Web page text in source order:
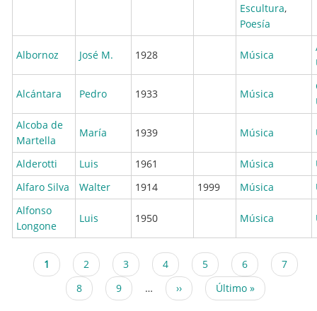
Escultura,
Poesía
Albornoz José M. 1928 Música
Alcántara Pedro 1933 Música
Alcoba de
Martella
María 1939 Música
Alderotti Luis 1961 Música
Alfaro Silva
Walter 1914 1999 Música
Alfonso
Longone
Luis 1950 Música
PaginaciónPágina
actual
1 Page
2 Page
3 Page
4 Page
5 Page
6 Page
7
Page
8 Page
9 …
Siguiente
página
››
Última
página
Último »